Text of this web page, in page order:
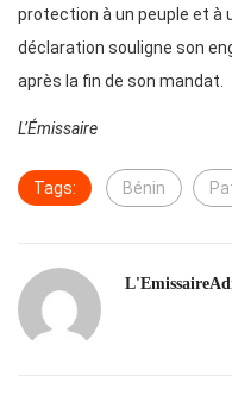
protection à un peuple et à
déclaration souligne son
après la fin de son mandat.
L’Émissaire
Tags: Bénin